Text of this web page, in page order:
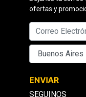
ofertas y
ENVIAR
SEGUINOS